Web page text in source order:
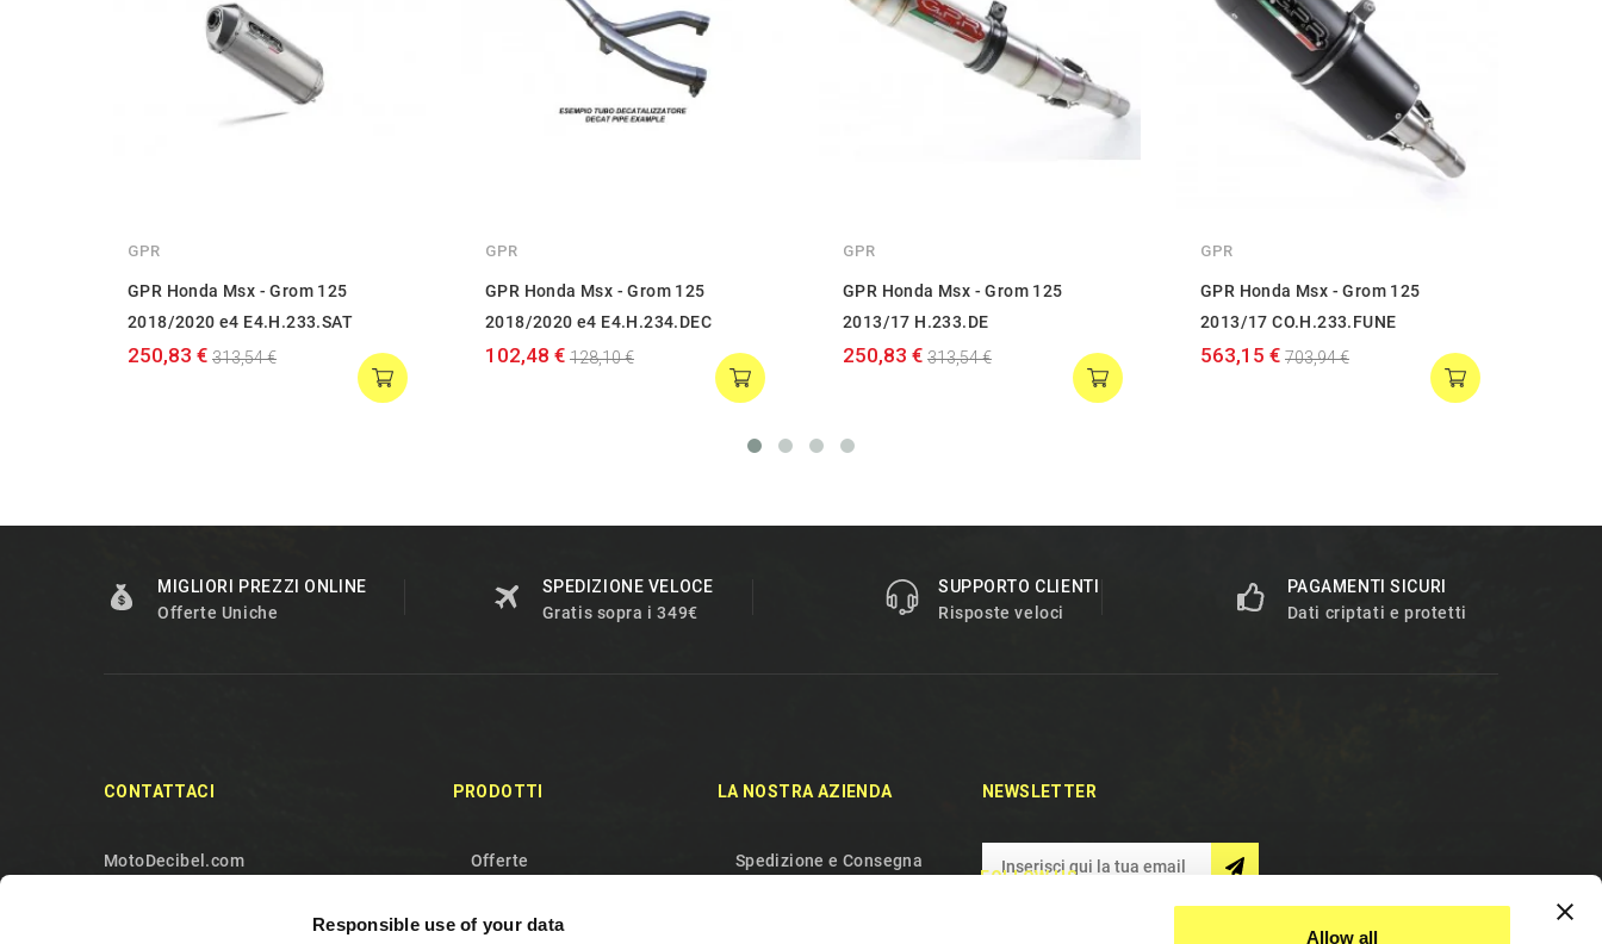
Responsible use of your data
Allow all
GPR
GPR Honda Msx - Grom 125
2018/2020 e4 E4.H.233.SAT
250,83 € 313,54 €
GPR
GPR Honda Msx - Grom 125
2018/2020 e4 E4.H.234.DEC
102,48 € 128,10 €
GPR
GPR Honda Msx - Grom 125
2013/17 H.233.DE
250,83 € 313,54 €
GPR
GPR Honda Msx - Grom 125
2013/17 CO.H.233.FUNE
563,15 € 703,94 €
MIGLIORI PREZZI ONLINE
Offerte Uniche
SPEDIZIONE VELOCE
Gratis sopra i 349€
SUPPORTO CLIENTI
Risposte veloci
PAGAMENTI SICURI
Dati criptati e protetti
CONTATTACI
MotoDecibel.com
PRODOTTI
Offerte
Più venduti
LA NOSTRA AZIENDA
Spedizione e Consegna
NEWSLETTER
FOLLOW US